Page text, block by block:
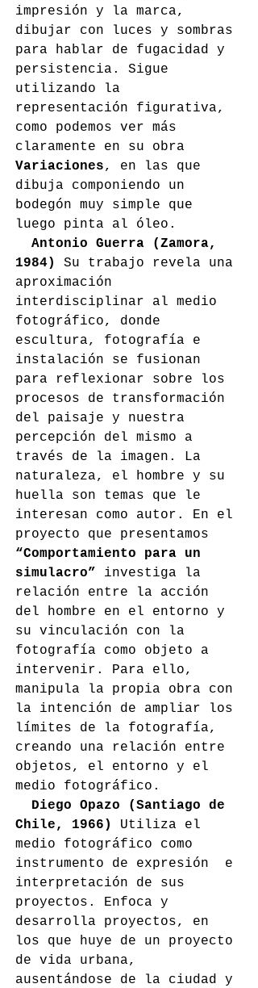
impresión y la marca,
dibujar con luces y sombras
para hablar de fugacidad y
persistencia. Sigue
utilizando la
representación figurativa,
como podemos ver más
claramente en su obra
Variaciones, en las que
dibuja componiendo un
bodegón muy simple que
luego pinta al óleo.
Antonio Guerra (Zamora,
1984)
Su trabajo revela una
aproximación
interdisciplinar al medio
fotográfico, donde
escultura, fotografía e
instalación se fusionan
para reflexionar sobre los
procesos de transformación
del paisaje y nuestra
percepción del mismo a
través de la imagen. La
naturaleza, el hombre y su
huella son temas que le
interesan como autor. En el
proyecto que presentamos
“Comportamiento para un
simulacro”
investiga la
relación entre la acción
del hombre en el entorno y
su vinculación con la
fotografía como objeto a
intervenir. Para ello,
manipula la propia obra con
la intención de ampliar los
límites de la fotografía,
creando una relación entre
objetos, el entorno y el
medio fotográfico.
Diego Opazo (Santiago de
Chile, 1966)
Utiliza el
medio fotográfico como
instrumento de expresión  e
interpretación de sus
proyectos. Enfoca y
desarrolla proyectos, en
los que huye de un proyecto
de vida urbana,
ausentándose de la ciudad y